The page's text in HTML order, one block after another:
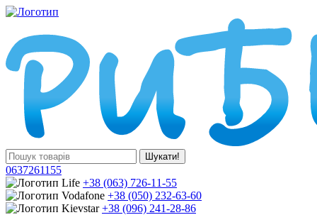
Шукати!
0637261155
+38 (063) 726-11-55
+38 (050) 232-63-60
+38 (096) 241-28-86